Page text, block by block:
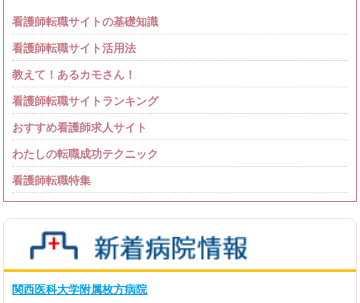
看護師転職サイトの基礎知識
看護師転職サイト活用法
教えて！あるカモさん！
看護師転職サイトランキング
おすすめ看護師求人サイト
わたしの転職成功テクニック
看護師転職特集
関西医科大学附属枚方病院